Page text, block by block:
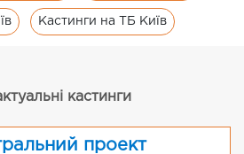
Кастинги на ТБ Київ
кастинги
проект